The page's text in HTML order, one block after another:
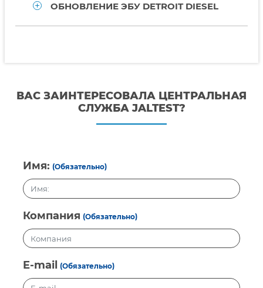
ОБНОВЛЕНИЕ ЭБУ DETROIT DIESEL
ВАС ЗАИНТЕРЕСОВАЛА ЦЕНТРАЛЬНАЯ
СЛУЖБА JALTEST?
Имя: (Обязательно)
Компания (Обязательно)
E-mail (Обязательно)